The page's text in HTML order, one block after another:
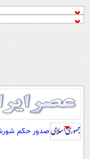
صدور حکم